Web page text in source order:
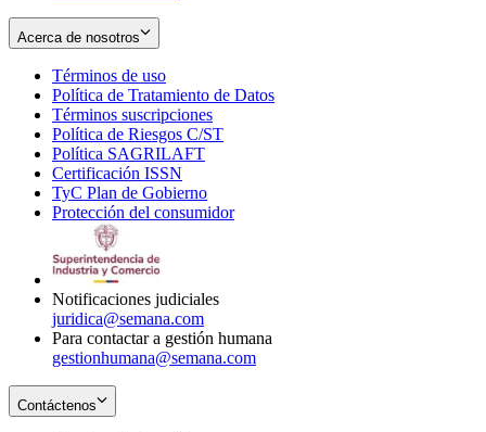
Acerca de nosotros
Términos de uso
in
new
window
Política de Tratamiento de Datos
Términos suscripciones
in
Política de Riesgos C/ST
Política SAGRILAFT
new
window
Certificación ISSN
in
new
TyC Plan de Gobierno
in
Protección del consumidorOpens
Notificaciones judiciales
juridica@semana.com
Para contactar a gestión humana
gestionhumana@semana.com
Contáctenos